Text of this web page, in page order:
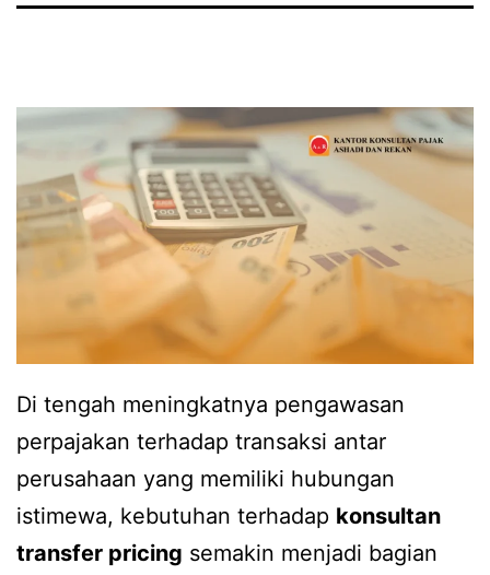
Di tengah meningkatnya pengawasan
perpajakan terhadap transaksi antar
perusahaan yang memiliki hubungan
istimewa, kebutuhan terhadap konsultan
transfer pricing semakin menjadi bagian